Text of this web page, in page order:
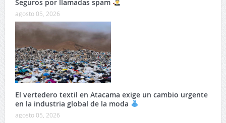
Seguros por llamadas spam
agosto 05, 2026
El vertedero textil en Atacama exige un cambio urgente
en la industria global de la moda
agosto 05, 2026